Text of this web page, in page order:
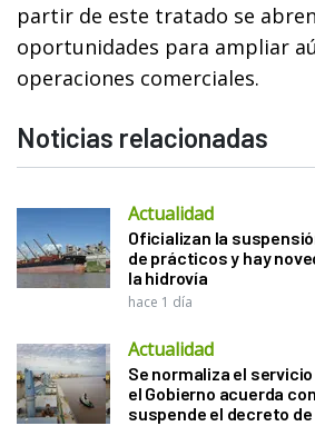
partir de este tratado se
oportunidades para ampliar
operaciones comerciales.
Noticias relacionadas
Actualidad
Oficializan la
de prácticos y hay
la hidrovía
hace 1 día
Actualidad
Se normaliza el
el Gobierno acuerda
suspende el decreto